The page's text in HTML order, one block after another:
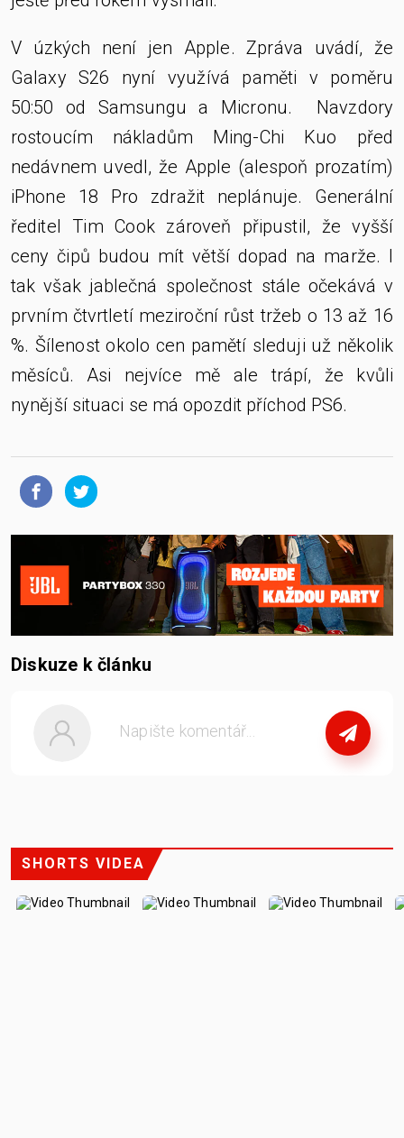
V úzkých není jen Apple. Zpráva uvádí, že
Galaxy S26 nyní využívá paměti v poměru
50:50 od Samsungu a Micronu. Navzdory
rostoucím nákladům Ming-Chi Kuo před
nedávnem uvedl, že Apple (alespoň prozatím)
iPhone 18 Pro zdražit neplánuje. Generální
ředitel Tim Cook zároveň připustil, že vyšší
ceny čipů budou mít větší dopad na marže. I
tak však jablečná společnost stále očekává v
prvním čtvrtletí meziroční růst tržeb o 13 až 16
%. Šílenost okolo cen pamětí sleduji už několik
měsíců. Asi nejvíce mě ale trápí, že kvůli
nynější situaci se má opozdit příchod PS6.
Diskuze k článku
SHORTS VIDEA